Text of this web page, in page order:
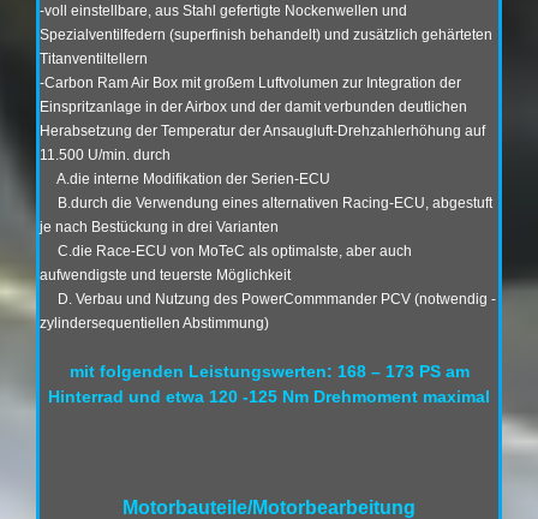
-voll einstellbare, aus Stahl gefertigte Nockenwellen und
Spezialventilfedern (superfinish behandelt) und zusätzlich gehärteten
Titanventiltellern
-Carbon Ram Air Box mit großem Luftvolumen zur Integration der
Einspritzanlage in der Airbox und der damit verbunden deutlichen
Herabsetzung der Temperatur der Ansaugluft-Drehzahlerhöhung auf
11.500 U/min. durch
A.die interne Modifikation der Serien-ECU
B.durch die Verwendung eines alternativen Racing-ECU, abgestuft
je nach Bestückung in drei Varianten
C.die Race-ECU von MoTeC als optimalste, aber auch
aufwendigste und teuerste Möglichkeit
D. Verbau und Nutzung des PowerCommmander PCV (notwendig -
zylindersequentiellen Abstimmung)
mit folgenden Leistungswerten: 168 – 173 PS am
Hinterrad und etwa 120 -125 Nm Drehmoment maximal
Motorbauteile/Motorbearbeitung